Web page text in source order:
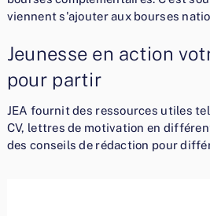
viennent s'ajouter aux bourses
Jeunesse en action
pour partir
JEA fournit des ressources utiles
CV, lettres de motivation en
des conseils de rédaction pour